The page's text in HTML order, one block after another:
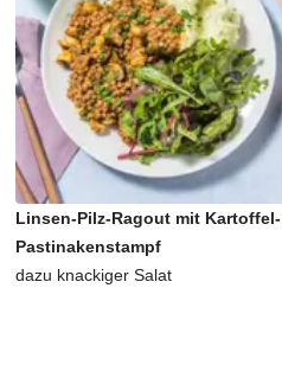
Linsen-Pilz-Ragout mit Kartoffel-
Pastinakenstampf
dazu knackiger Salat